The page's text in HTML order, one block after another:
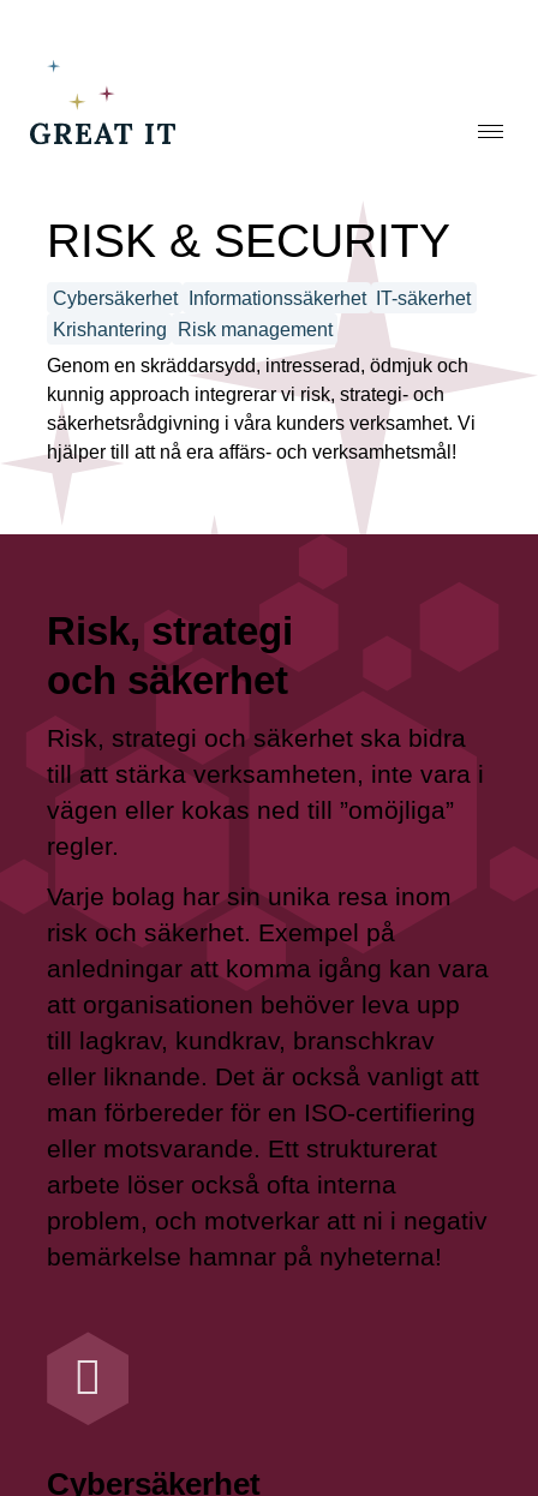
RISK & SECURITY
Cybersäkerhet Informationssäkerhet IT-säkerhet
Krishantering
Risk management
Genom en skräddarsydd, intresserad,ödmjuk och
kunnig approach integrerar vi risk, strategi- och
säkerhetsrådgivning ivåra kunders verksamhet.Vi
hjälper till att nå era affärs- ochverksamhetsmål!
Risk, strategi
och säkerhet
Risk, strategi och säkerhet ska bidra
till att stärka verksamheten, inte vara i
vägen eller kokas ned till ”omöjliga”
regler.
Varje bolag har sin unika resa inom
risk och säkerhet. Exempel på
anledningar att komma igång kan vara
att organisationen behöver leva upp
till lagkrav, kundkrav, branschkrav
eller liknande. Det är också vanligt att
man förbereder för en ISO-certifiering
eller motsvarande. Ett strukturerat
arbete löser också ofta interna
problem, och motverkar att ni i negativ
bemärkelse hamnar på nyheterna!
Cybersäkerhet